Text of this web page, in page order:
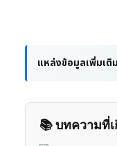
แหล่งข้อมูลเพิ่มเติ
📚 บทความที่